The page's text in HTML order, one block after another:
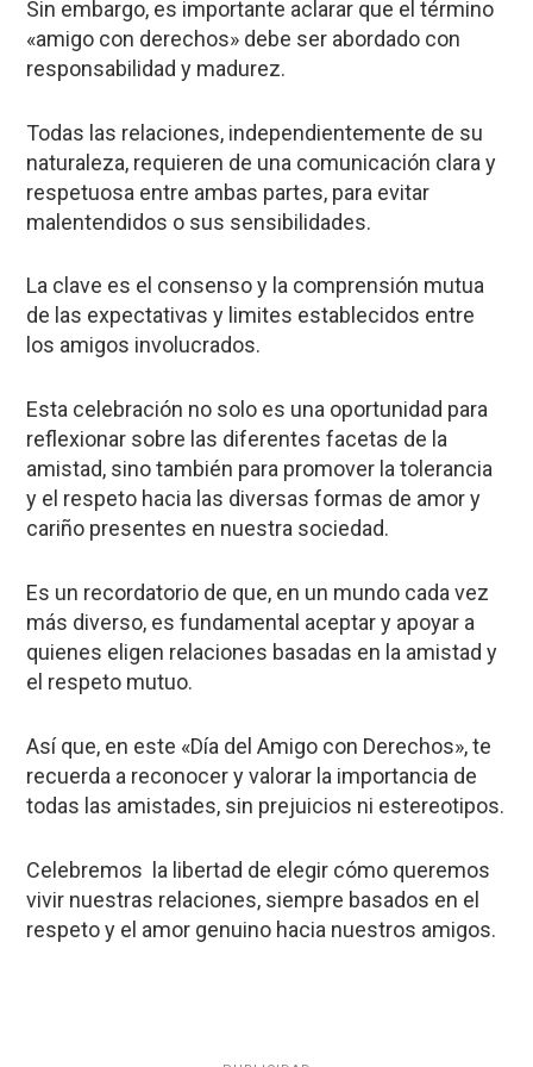
Sin embargo, es importante aclarar que el término
«amigo con derechos» debe ser abordado con
responsabilidad y madurez.
Todas las relaciones, independientemente de su
naturaleza, requieren de una comunicación clara y
respetuosa entre ambas partes, para evitar
malentendidos o sus sensibilidades.
La clave es el consenso y la comprensión mutua
de las expectativas y limites establecidos entre
los amigos involucrados.
Esta celebración no solo es una oportunidad para
reflexionar sobre las diferentes facetas de la
amistad, sino también para promover la tolerancia
y el respeto hacia las diversas formas de amor y
cariño presentes en nuestra sociedad.
Es un recordatorio de que, en un mundo cada vez
más diverso, es fundamental aceptar y apoyar a
quienes eligen relaciones basadas en la amistad y
el respeto mutuo.
Así que, en este «Día del Amigo con Derechos», te
recuerda a reconocer y valorar la importancia de
todas las amistades, sin prejuicios ni estereotipos.
Celebremos la libertad de elegir cómo queremos
vivir nuestras relaciones, siempre basados ​​en el
respeto y el amor genuino hacia nuestros amigos.